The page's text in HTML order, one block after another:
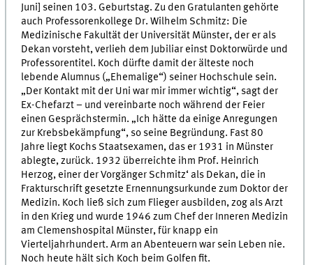
Juni] seinen 103. Geburtstag. Zu den Gratulanten gehörte
auch Professorenkollege Dr. Wilhelm Schmitz: Die
Medizinische Fakultät der Universität Münster, der er als
Dekan vorsteht, verlieh dem Jubiliar einst Doktorwürde und
Professorentitel. Koch dürfte damit der älteste noch
lebende Alumnus („Ehemalige“) seiner Hochschule sein.
„Der Kontakt mit der Uni war mir immer wichtig“, sagt der
Ex-Chefarzt – und vereinbarte noch während der Feier
einen Gesprächstermin. „Ich hätte da einige Anregungen
zur Krebsbekämpfung“, so seine Begründung. Fast 80
Jahre liegt Kochs Staatsexamen, das er 1931 in Münster
ablegte, zurück. 1932 überreichte ihm Prof. Heinrich
Herzog, einer der Vorgänger Schmitz‘ als Dekan, die in
Frakturschrift gesetzte Ernennungsurkunde zum Doktor der
Medizin. Koch ließ sich zum Flieger ausbilden, zog als Arzt
in den Krieg und wurde 1946 zum Chef der Inneren Medizin
am Clemenshospital Münster, für knapp ein
Vierteljahrhundert. Arm an Abenteuern war sein Leben nie.
Noch heute hält sich Koch beim Golfen fit.